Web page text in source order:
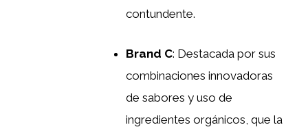
contundente.
Brand C: Destacada por sus
combinaciones innovadoras
de sabores y uso de
ingredientes orgánicos, que la